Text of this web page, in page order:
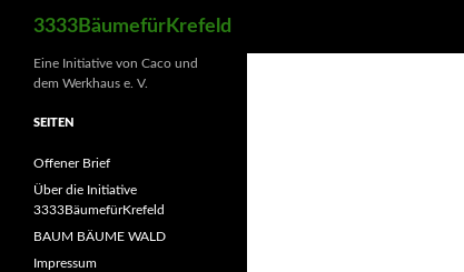
3333BäumefürKrefeld
Eine Initiative von Caco und
dem Werkhaus e. V.
SEITEN
Offener Brief
Über die Initiative
3333BäumefürKrefeld
BAUM BÄUME WALD
Impressum